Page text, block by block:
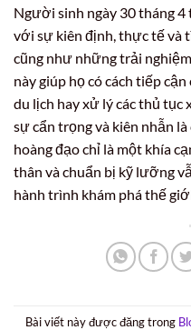
Người sinh ngày 30 tháng
với sự kiên định, thực tế và
cũng như những trải
này giúp họ có cách tiếp
du lịch hay xử lý các thủ tục
sự cẩn trọng và kiên nhẫn
hoàng đạo chỉ là một khía
thân và chuẩn bị kỹ lưỡng
hành trình khám phá thế
Bài viết này được đăng trong